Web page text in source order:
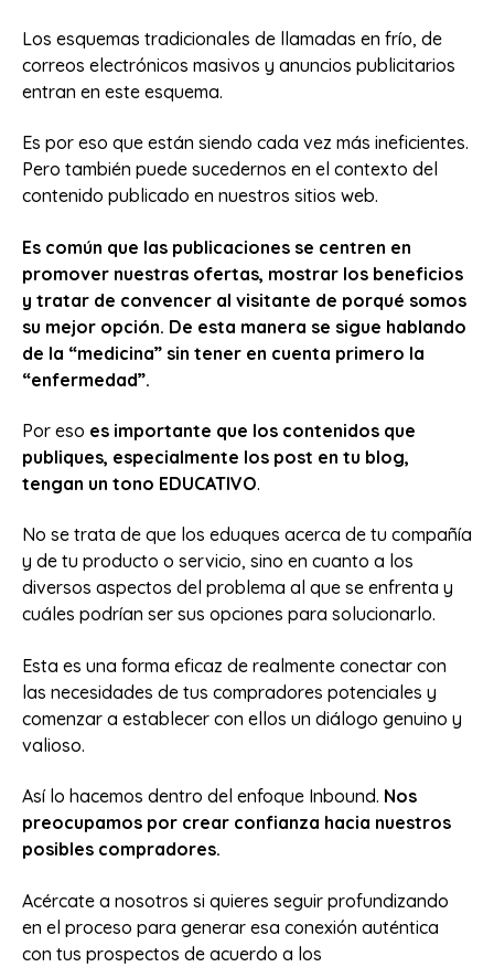
Los esquemas tradicionales de llamadas en frío, de
correos electrónicos masivos y anuncios publicitarios
entran en este esquema.
Es por eso que están siendo cada vez más ineficientes.
Pero también puede sucedernos en el contexto del
contenido publicado en nuestros sitios web.
Es común que las publicaciones se centren en
promover nuestras ofertas, mostrar los beneficios
y tratar de convencer al visitante de porqué somos
su mejor opción. De esta manera se sigue hablando
de la “medicina” sin tener en cuenta primero la
“enfermedad”.
Por eso es importante que los contenidos que
publiques, especialmente los post en tu blog,
tengan un tono EDUCATIVO.
No se trata de que los eduques acerca de tu compañía
y de tu producto o servicio, sino en cuanto a los
diversos aspectos del problema al que se enfrenta y
cuáles podrían ser sus opciones para solucionarlo.
Esta es una forma eficaz de realmente conectar con
las necesidades de tus compradores potenciales y
comenzar a establecer con ellos un diálogo genuino y
valioso.
Así lo hacemos dentro del enfoque Inbound. Nos
preocupamos por crear confianza hacia nuestros
posibles compradores.
Acércate a nosotros si quieres seguir profundizando
en el proceso para generar esa conexión auténtica
con tus prospectos de acuerdo a los